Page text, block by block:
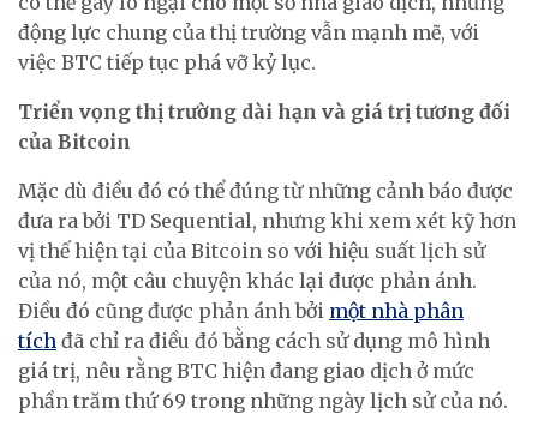
động lực chung của thị trường vẫn mạnh mẽ, với
việc BTC tiếp tục phá vỡ kỷ lục.
Triển vọng thị trường dài hạn và giá trị tương đối
của Bitcoin
Mặc dù điều đó có thể đúng từ những cảnh báo được
đưa ra bởi TD Sequential, nhưng khi xem xét kỹ hơn
vị thế hiện tại của Bitcoin so với hiệu suất lịch sử
của nó, một câu chuyện khác lại được phản ánh.
Điều đó cũng được phản ánh bởi một nhà phân
tích đã chỉ ra điều đó bằng cách sử dụng mô hình
giá trị, nêu rằng BTC hiện đang giao dịch ở mức
phần trăm thứ 69 trong những ngày lịch sử của nó.